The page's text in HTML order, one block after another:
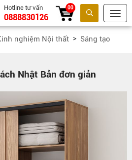
Tìm kiếm
Hotline tư vấn
0888830126
00
nghiệm Nội thất Sáng tạo
Nhật Bản đơn giản